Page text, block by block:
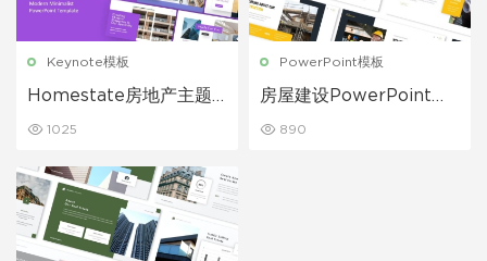
Keynote模板
Homestate房地产主题
1025
PowerPoint模板
房屋建设PowerPoint演
890